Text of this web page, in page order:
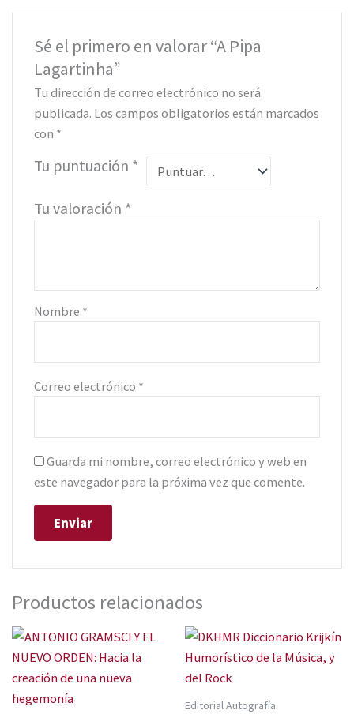
Sé el primero en valorar “A Pipa
Lagartinha”
Tu dirección de correo electrónico no será
publicada. Los campos obligatorios están marcados
con *
Tu puntuación *
Tu valoración *
Nombre *
Correo electrónico *
Guarda mi nombre, correo electrónico y web en
este navegador para la próxima vez que comente.
Productos relacionados
Editorial Autografía